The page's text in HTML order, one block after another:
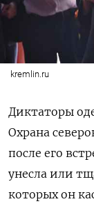
kremlin.ru
Диктаторы
Охрана
после его
унесла или
которых он